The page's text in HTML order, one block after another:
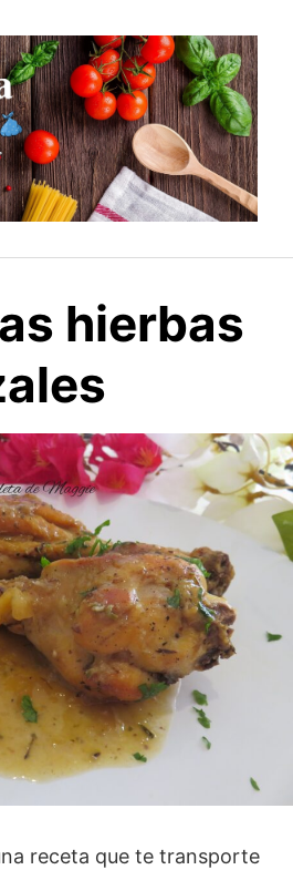
hierbas
receta que te transporte